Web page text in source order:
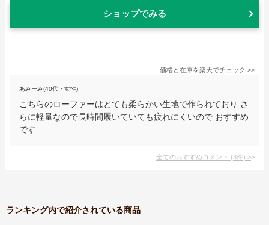
ショップでみる
価格と在庫を楽天でチェック >>
あみーみ(40代・女性)
こちらのローファーはとても柔らかい生地で作られており さ
らに軽量なので長時間履いていても疲れにくいので おすすめ
です
全てのおすすめコメント (3件) >
ランキング内で紹介されている商品